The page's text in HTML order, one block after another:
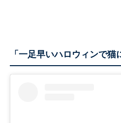
「一足早いハロウィンで猫